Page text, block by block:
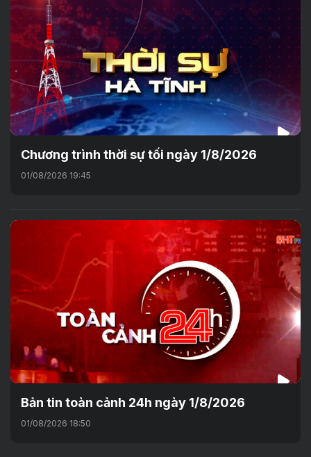
Chương trình thời sự tối ngày 1/8/2026
01/08/2026 19:45
Bản tin toàn cảnh 24h ngày 1/8/2026
01/08/2026 18:50